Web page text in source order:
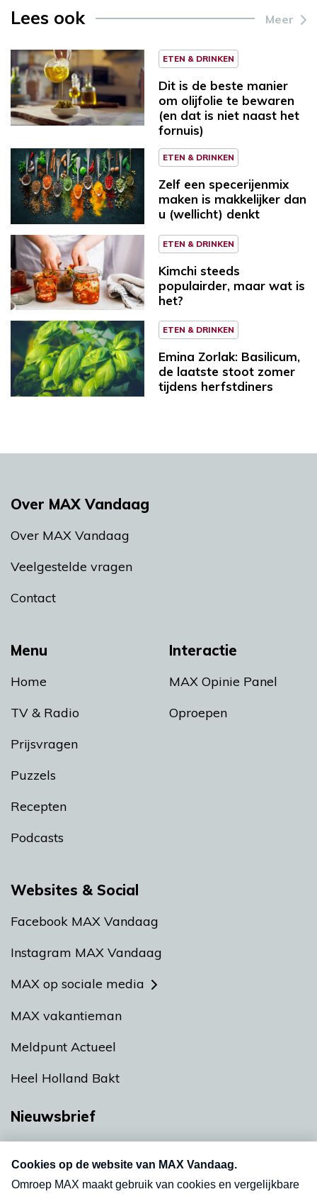
Lees ook Meer
ETEN & DRINKEN
Dit is de beste manier
om olijfolie te bewaren
(en dat is niet naast het
fornuis)
ETEN & DRINKEN
Zelf een specerijenmix
maken is makkelijker dan
u (wellicht) denkt
ETEN & DRINKEN
Kimchi steeds
populairder, maar wat is
het?
ETEN & DRINKEN
Emina Zorlak: Basilicum,
de laatste stoot zomer
tijdens herfstdiners
Menu
Home
TV & Radio
Prijsvragen
Puzzels
Recepten
Podcasts
Interactie
MAX Opinie Panel
Oproepen
Over MAX Vandaag
Over MAX Vandaag
Veelgestelde vragen
Contact
Websites & Social
Facebook MAX Vandaag
Instagram MAX Vandaag
MAX op sociale media
MAX vakantieman
Meldpunt Actueel
Heel Holland Bakt
Nieuwsbrief
nieuwsbrief. Elke vrijdag- en dinsdagochtend in
uw mailbox.